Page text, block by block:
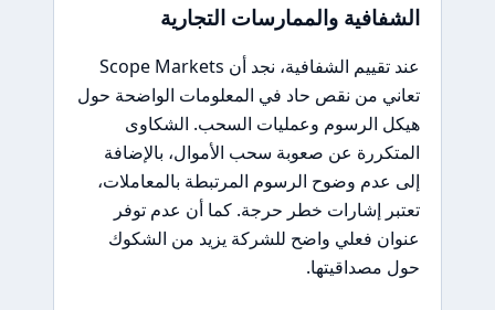
الشفافية والممارسات التجارية
عند تقييم الشفافية، نجد أن Scope Markets
تعاني من نقص حاد في المعلومات الواضحة حول
هيكل الرسوم وعمليات السحب. الشكاوى
المتكررة عن صعوبة سحب الأموال، بالإضافة
إلى عدم وضوح الرسوم المرتبطة بالمعاملات،
تعتبر إشارات خطر حرجة. كما أن عدم توفر
عنوان فعلي واضح للشركة يزيد من الشكوك
حول مصداقيتها.